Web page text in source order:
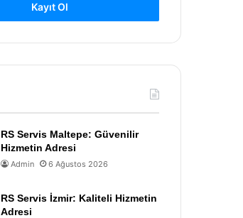
Kayıt Ol
RS Servis Maltepe: Güvenilir
Hizmetin Adresi
Admin 6 Ağustos 2026
RS Servis İzmir: Kaliteli Hizmetin
Adresi